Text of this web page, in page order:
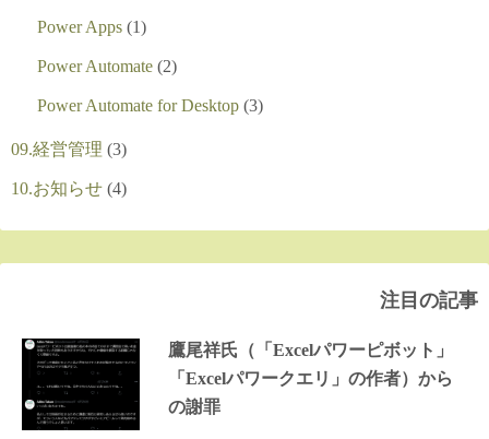
Power Apps (1)
Power Automate (2)
Power Automate for Desktop (3)
09.経営管理 (3)
10.お知らせ (4)
注目の記事
鷹尾祥氏（「Excelパワーピボット」
「Excelパワークエリ」の作者）から
の謝罪